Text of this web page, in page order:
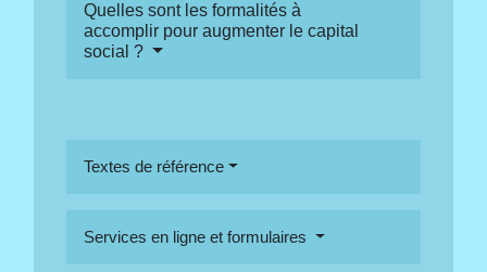
Quelles sont les formalités à
accomplir pour augmenter le capital
social ?
Textes de référence
Services en ligne et formulaires